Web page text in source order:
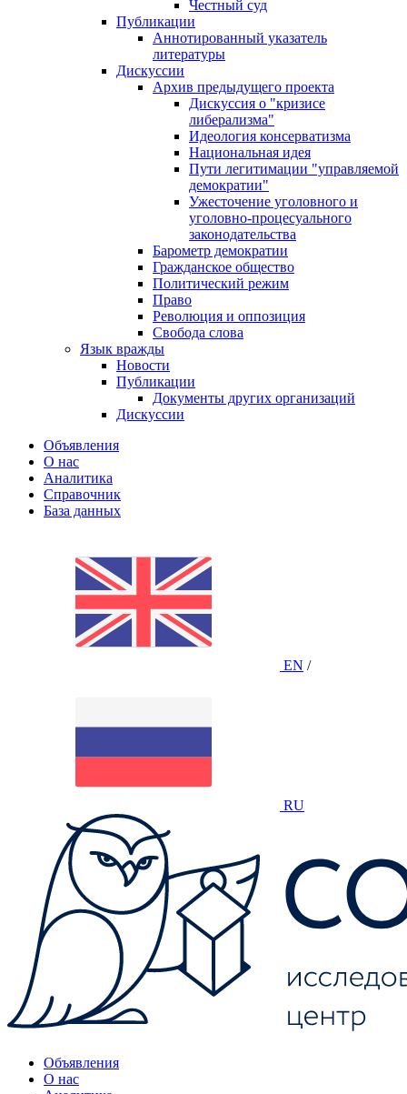
Честный суд
Публикации
Аннотированный указатель
литературы
Дискуссии
Архив предыдущего проекта
Дискуссия о "кризисе
либерализма"
Идеология консерватизма
Национальная идея
Пути легитимации "управляемой
демократии"
Ужесточение уголовного и
уголовно-процесуального
законодательства
Барометр демократии
Гражданское общество
Политический режим
Право
Революция и оппозиция
Свобода слова
Язык вражды
Новости
Публикации
Документы других организаций
Дискуссии
Объявления
О нас
Аналитика
Справочник
База данных
EN /
RU
Объявления
О нас